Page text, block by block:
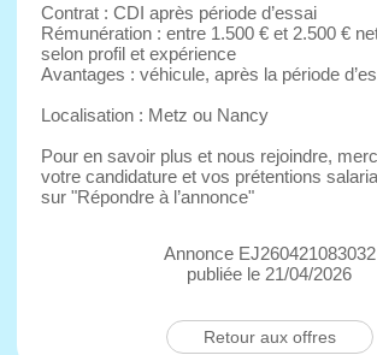
Contrat : CDI après période d’essai
Rémunération : entre 1.500 € et 2.500 €
selon profil et expérience
Avantages : véhicule, après la période
Localisation : Metz ou Nancy
Pour en savoir plus et nous rejoindre,
votre candidature et vos prétentions
sur "Répondre à l’annonce"
Annonce EJ260421083032
publiée le 21/04/2026
Retour aux offres